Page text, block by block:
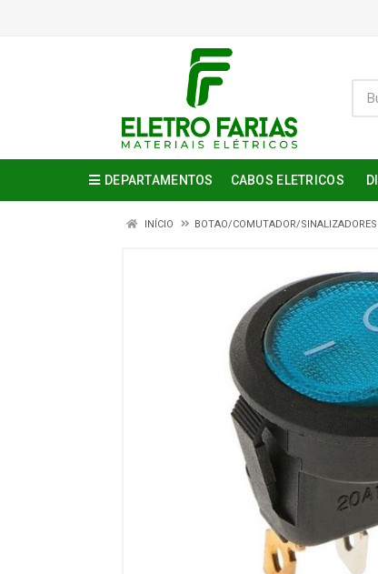
DEPARTAMENTOS CABOS ELETRICOS
INÍCIO BOTAO/COMUTADOR/SINALIZADORES